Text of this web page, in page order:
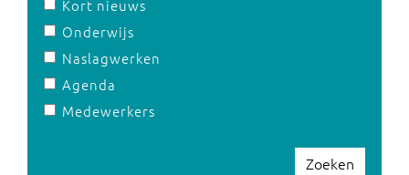
Kort nieuws
Onderwijs
Naslagwerken
Agenda
Medewerkers
Zoeken